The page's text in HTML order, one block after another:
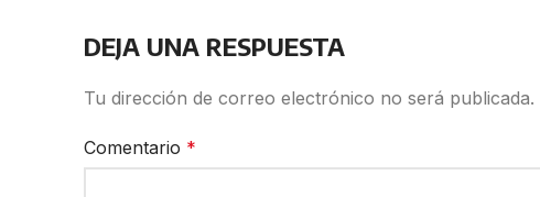
DEJA UNA RESPUESTA
Tu dirección de correo electrónico no será publicada.
Comentario *